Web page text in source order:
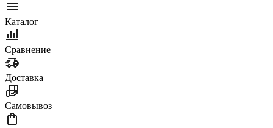
Каталог
Сравнение
Доставка
Самовывоз